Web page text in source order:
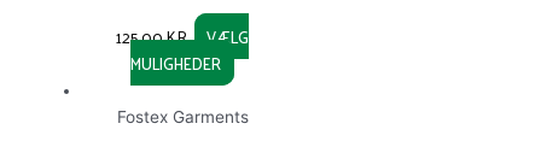
125,00KR.
VÆLG
MULIGHEDER
Fostex Garments